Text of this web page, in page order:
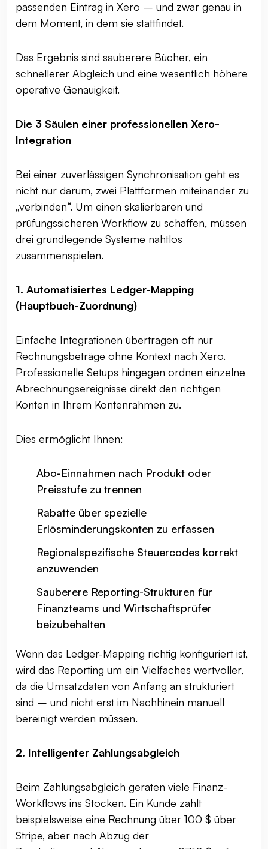
passenden Eintrag in Xero – und zwar genau in
dem Moment, in dem sie stattfindet.
Das Ergebnis sind sauberere Bücher, ein
schnellerer Abgleich und eine wesentlich höhere
operative Genauigkeit.
Die 3 Säulen einer professionellen Xero-
Integration
Bei einer zuverlässigen Synchronisation geht es
nicht nur darum, zwei Plattformen miteinander zu
„verbinden“. Um einen skalierbaren und
prüfungssicheren Workflow zu schaffen, müssen
drei grundlegende Systeme nahtlos
zusammenspielen.
1. Automatisiertes Ledger-Mapping
(Hauptbuch-Zuordnung)
Einfache Integrationen übertragen oft nur
Rechnungsbeträge ohne Kontext nach Xero.
Professionelle Setups hingegen ordnen einzelne
Abrechnungsereignisse direkt den richtigen
Konten in Ihrem Kontenrahmen zu.
Dies ermöglicht Ihnen:
Abo-Einnahmen nach Produkt oder
Preisstufe zu trennen
Rabatte über spezielle
Erlösminderungskonten zu erfassen
Regionalspezifische Steuercodes korrekt
anzuwenden
Sauberere Reporting-Strukturen für
Finanzteams und Wirtschaftsprüfer
beizubehalten
Wenn das Ledger-Mapping richtig konfiguriert ist,
wird das Reporting um ein Vielfaches wertvoller,
da die Umsatzdaten von Anfang an strukturiert
sind – und nicht erst im Nachhinein manuell
bereinigt werden müssen.
2. Intelligenter Zahlungsabgleich
Beim Zahlungsabgleich geraten viele Finanz-
Workflows ins Stocken. Ein Kunde zahlt
beispielsweise eine Rechnung über 100 $ über
Stripe, aber nach Abzug der